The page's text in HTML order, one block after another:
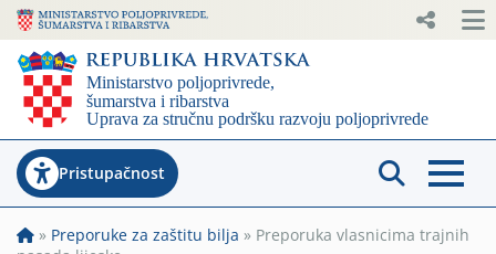
Pristupačnost
» Preporuke za zaštitu bilja » Preporuka vlasnicima trajnih